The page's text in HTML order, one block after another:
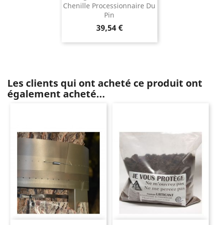
Chenille Processionnaire Du
Pin
Prix
39,54 €
Les clients qui ont acheté ce produit ont
également acheté...